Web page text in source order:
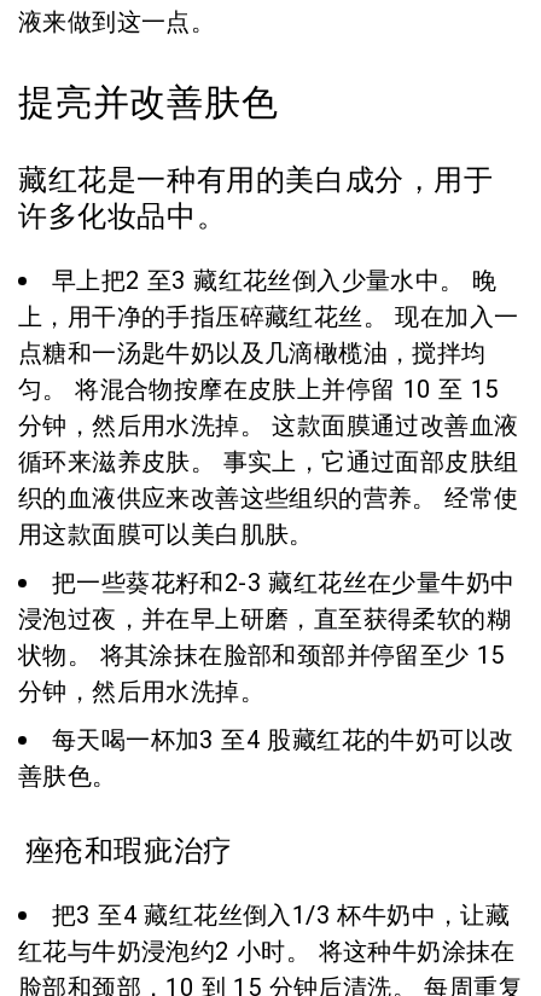
液来做到这一点。
提亮并改善肤色
藏红花是一种有用的美白成分，用于
许多化妆品中。
早上把2 至3 藏红花丝倒入少量水中。 晚
上，用干净的手指压碎藏红花丝。 现在加入一
点糖和一汤匙牛奶以及几滴橄榄油，搅拌均
匀。 将混合物按摩在皮肤上并停留 10 至 15
分钟，然后用水洗掉。 这款面膜通过改善血液
循环来滋养皮肤。 事实上，它通过面部皮肤组
织的血液供应来改善这些组织的营养。 经常使
用这款面膜可以美白肌肤。
把一些葵花籽和2-3 藏红花丝在少量牛奶中
浸泡过夜，并在早上研磨，直至获得柔软的糊
状物。 将其涂抹在脸部和颈部并停留至少 15
分钟，然后用水洗掉。
每天喝一杯加3 至4 股藏红花的牛奶可以改
善肤色。
痤疮和瑕疵治疗
把3 至4 藏红花丝倒入1/3 杯牛奶中，让藏
红花与牛奶浸泡约2 小时。 将这种牛奶涂抹在